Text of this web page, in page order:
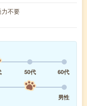
力不要
50代
60代
男性